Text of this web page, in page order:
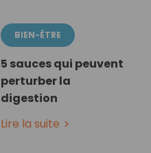
BIEN-ÊTRE
5 sauces qui peuvent
perturber la
digestion
Lire la suite